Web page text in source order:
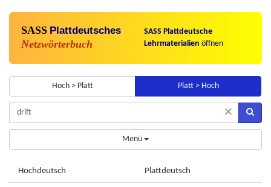
SASS Plattdeutsches
Netzwörterbuch
SASS Plattdeutsche
Lehrmaterialien öffnen
Hoch > Platt Platt > Hoch
×
Menü
Hochdeutsch Plattdeutsch